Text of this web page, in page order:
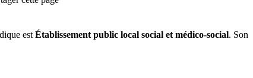
est Établissement public local social et médico-social. Son